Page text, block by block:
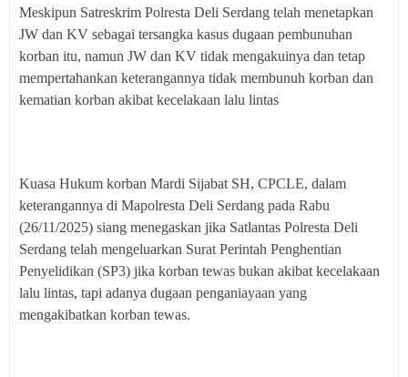
Meskipun Satreskrim Polresta Deli Serdang telah menetapkan
JW dan KV sebagai tersangka kasus dugaan pembunuhan
korban itu, namun JW dan KV tidak mengakuinya dan tetap
mempertahankan keterangannya tidak membunuh korban dan
kematian korban akibat kecelakaan lalu lintas
Kuasa Hukum korban Mardi Sijabat SH, CPCLE, dalam
keterangannya di Mapolresta Deli Serdang pada Rabu
(26/11/2025) siang menegaskan jika Satlantas Polresta Deli
Serdang telah mengeluarkan Surat Perintah Penghentian
Penyelidikan (SP3) jika korban tewas bukan akibat kecelakaan
lalu lintas, tapi adanya dugaan penganiayaan yang
mengakibatkan korban tewas.